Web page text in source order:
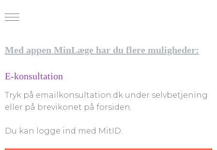
Med appen MinLæge har du flere muligheder:
E-konsultation
Tryk på emailkonsultation.dk under selvbetjening
eller på brevikonet på forsiden.
Du kan logge ind med MitID.